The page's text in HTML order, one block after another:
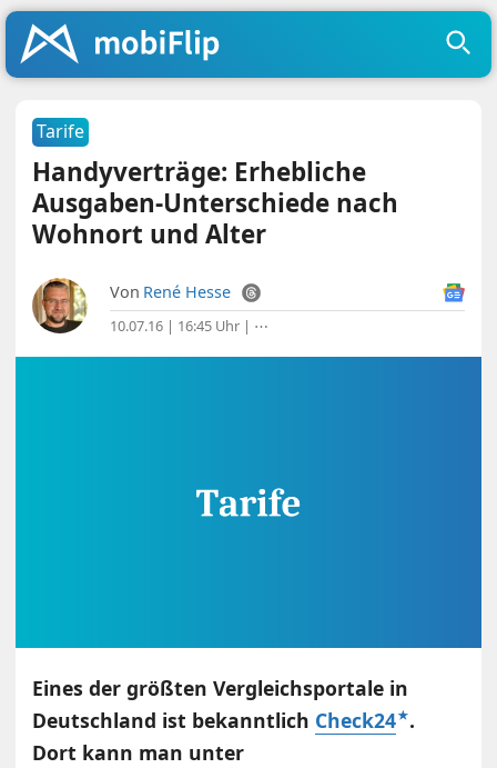
Tarife
Handyverträge: Erhebliche
Ausgaben-Unterschiede nach
Wohnort und Alter
Von René Hesse
10.07.16 | 16:45 Uhr | ⋯
Eines der größten Vergleichsportale in
Deutschland ist bekanntlich Check24 .
Dort kann man unter